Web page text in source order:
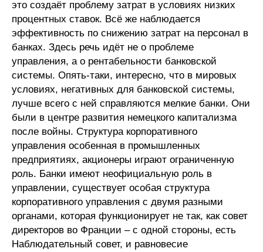
это создаёт проблему затрат в условиях низких
процентных ставок. Всё же наблюдается
эффективность по снижению затрат на персонал в
банках. Здесь речь идёт не о проблеме
управления, а о рентабельности банковской
системы. Опять-таки, интересно, что в мировых
условиях, негативных для банковской системы,
лучше всего с ней справляются мелкие банки. Они
были в центре развития немецкого капитализма
после войны. Структура корпоративного
управления особенная в промышленных
предприятиях, акционеры играют ограниченную
роль. Банки имеют неофициальную роль в
управлении, существует особая структура
корпоративного управления с двумя разными
органами, которая функционирует не так, как совет
директоров во Франции – с одной стороны, есть
Наблюдательный совет, и равновесие